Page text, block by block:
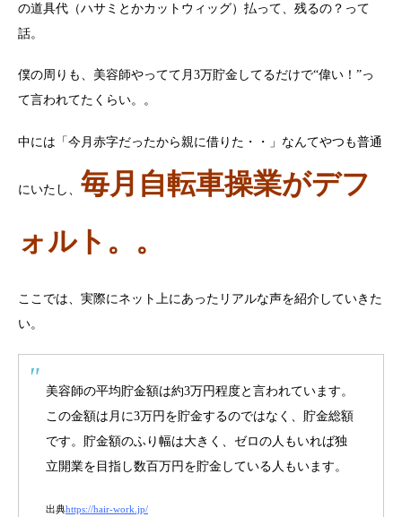
の道具代（ハサミとかカットウィッグ）払って、残るの？って
話。
僕の周りも、美容師やってて月3万貯金してるだけで“偉い！”っ
て言われてたくらい。。
中には「今月赤字だったから親に借りた・・」なんてやつも普通
にいたし、 毎月自転車操業がデフ
ォルト。。
ここでは、実際にネット上にあったリアルな声を紹介していきた
い。
美容師の平均貯金額は約3万円程度と言われています。
この金額は月に3万円を貯金するのではなく、貯金総額
です。貯金額のふり幅は大きく、ゼロの人もいれば独
立開業を目指し数百万円を貯金している人もいます。
出典https://hair-work.jp/